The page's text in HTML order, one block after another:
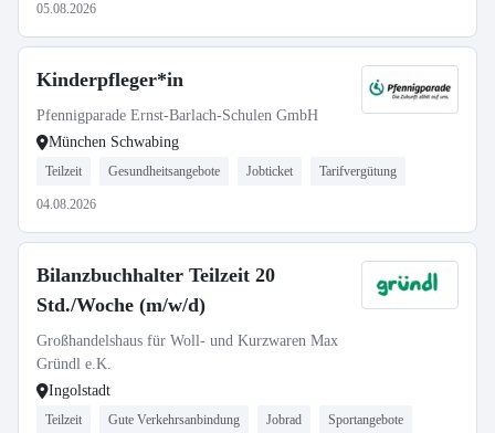
05.08.2026
Kinderpfleger*in
Pfennigparade Ernst-Barlach-Schulen GmbH
München Schwabing
Teilzeit Gesundheitsangebote Jobticket Tarifvergütung
04.08.2026
Bilanzbuchhalter Teilzeit 20
Std./Woche (m/w/d)
Großhandelshaus für Woll- und Kurzwaren Max
Gründl e.K.
Ingolstadt
Teilzeit Gute Verkehrsanbindung Jobrad Sportangebote